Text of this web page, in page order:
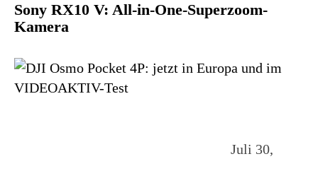
Sony RX10 V: All-in-One-Superzoom-
Kamera
Juli 30,